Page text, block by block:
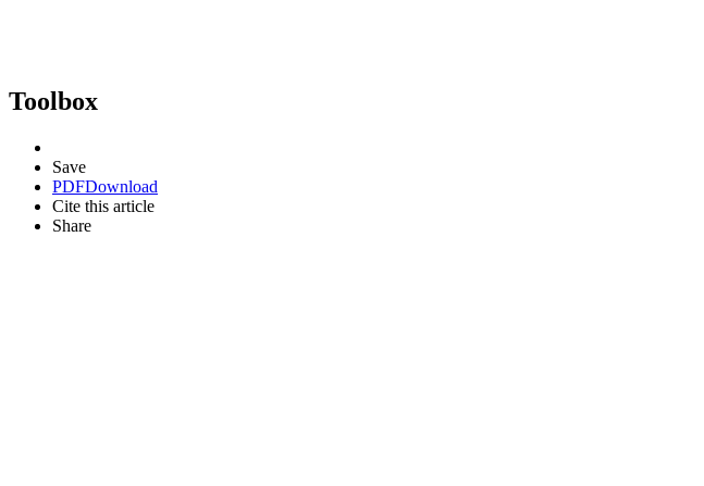
Toolbox
Save
PDFDownload
Cite this article
Share